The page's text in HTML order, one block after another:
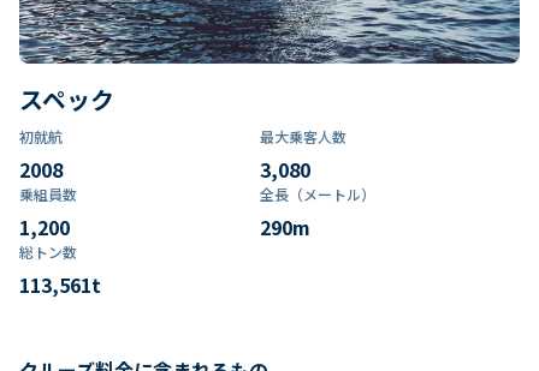
スペック
初就航
2008
最大乗客人数
3,080
乗組員数​
1,200
全長（メートル）
290m
総トン数​
113,561t